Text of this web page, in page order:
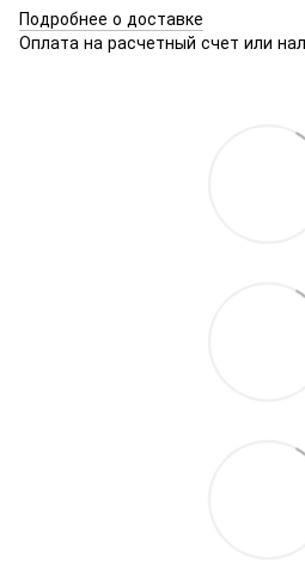
Подробнее о доставке
Оплата на расчетный счет или